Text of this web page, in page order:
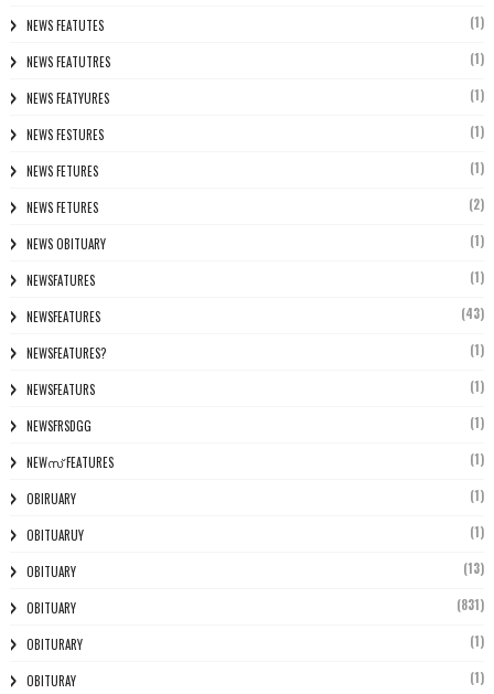
NEWS FEATUTES (1)
NEWS FEATUTRES (1)
NEWS FEATYURES (1)
NEWS FESTURES (1)
NEWS FETURES (1)
NEWS FETURES (2)
NEWS OBITUARY (1)
NEWSFATURES (1)
NEWSFEATURES (43)
NEWSFEATURES? (1)
NEWSFEATURS (1)
NEWSFRSDGG (1)
NEWസ് FEATURES (1)
OBIRUARY (1)
OBITUARUY (1)
OBITUARY (13)
OBITUARY (831)
OBITURARY (1)
OBITURAY (1)